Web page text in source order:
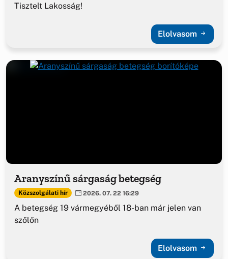
Tisztelt Lakosság!
Elolvasom
Aranyszínű sárgaság betegség
Közszolgálati hír 2026. 07. 22 16:29
A betegség 19 vármegyéből 18-ban már jelen van
szőlőn
Elolvasom